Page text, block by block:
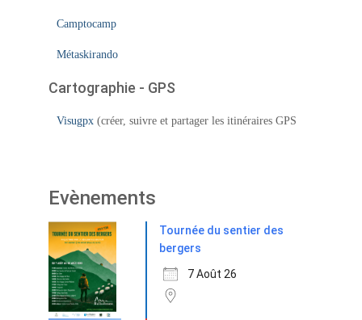
Camptocamp
Métaskirando
Cartographie - GPS
Visugpx (créer, suivre et partager les itinéraires GPS
Evènements
Tournée du sentier des
bergers
7 Août 26